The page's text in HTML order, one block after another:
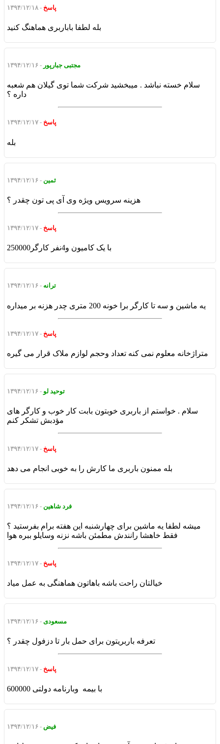
پاسخ - ۱۳۹۴/۱۲/۱۸
بله لطفا باباربری هماهنگ کنید
مجتبی جبارپور - ۱۳۹۴/۱۲/۱۶
سلام خسته نباشد . میبخشید شرکت شما توی گیلان هم شعبه
داره ؟
پاسخ - ۱۳۹۴/۱۲/۱۷
بله
ثمین - ۱۳۹۴/۱۲/۱۶
هزینه سرویس ویژه وی آی پی تون چقدر ؟
پاسخ - ۱۳۹۴/۱۲/۱۷
250000با یک کامیون و4نفر کارگر
ترانه - ۱۳۹۴/۱۲/۱۶
یه ماشین و سه تا کارگر برا خونه 200 متری چدر هزنه بر میداره
پاسخ - ۱۳۹۴/۱۲/۱۷
متراژخانه معلوم نمی کنه تعداد وحجم لوازم ملاک قرار می گیره
توحید لو - ۱۳۹۴/۱۲/۱۶
سلام . خواستم از باربری خوبتون بابت کار خوب و کارگر های
مؤدبش تشکر کنم
پاسخ - ۱۳۹۴/۱۲/۱۷
بله ممنون باربری ما کارش را به خوبی انجام می دهد
فرد شاهین - ۱۳۹۴/۱۲/۱۶
میشه لطفا یه ماشین برای چهارشنبه این هفته برام بفرستید ؟
فقط خاهشا رانندش مطمئن باشه نزنه وسایلو ببره هوا
پاسخ - ۱۳۹۴/۱۲/۱۷
خیالتان راحت باشه باهاتون هماهنگی به عمل میاد
مسعودی - ۱۳۹۴/۱۲/۱۶
تعرفه باربریتون برای حمل بار تا دزفول چقدر ؟
پاسخ - ۱۳۹۴/۱۲/۱۷
600000 با بیمه وبارنامه دولتی
فیض - ۱۳۹۴/۱۲/۱۶